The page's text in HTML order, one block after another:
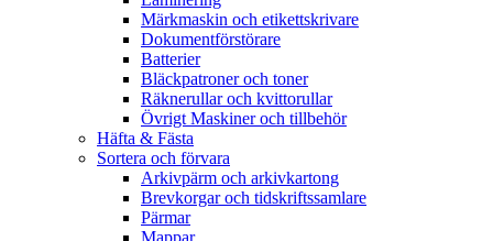
Märkmaskin och etikettskrivare
Dokumentförstörare
Batterier
Bläckpatroner och toner
Räknerullar och kvittorullar
Övrigt Maskiner och tillbehör
Häfta & Fästa
Sortera och förvara
Arkivpärm och arkivkartong
Brevkorgar och tidskriftssamlare
Pärmar
Mappar